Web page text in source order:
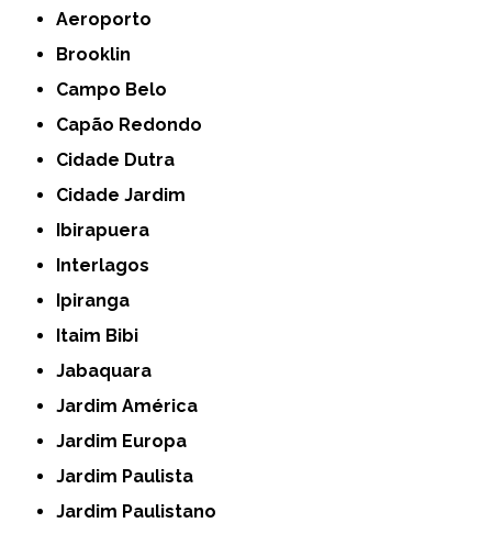
Aeroporto
Brooklin
Campo Belo
Capão Redondo
Cidade Dutra
Cidade Jardim
Ibirapuera
Interlagos
Ipiranga
Itaim Bibi
Jabaquara
Jardim América
Jardim Europa
Jardim Paulista
Jardim Paulistano